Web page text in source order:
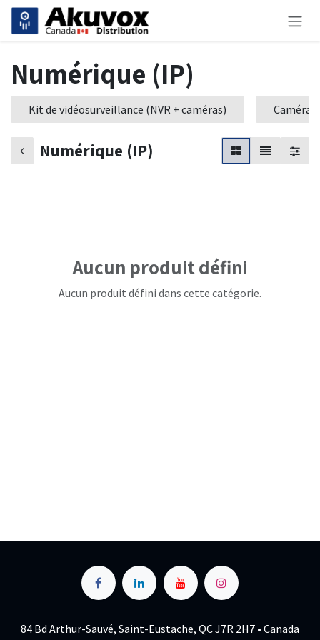
Se rendre au contenu
Numérique (IP)
Kit de vidéosurveillance (NVR + caméras) Caméras
Numérique (IP)
Aucun produit défini
Aucun produit défini dans cette catégorie.
84 Bd Arthur-Sauvé, Saint-Eustache, QC J7R 2H7 • Canada